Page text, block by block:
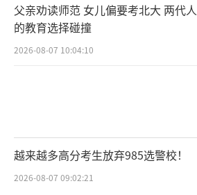
父亲劝读师范 女儿偏要考北大 两代人
的教育选择碰撞
2026-08-07 10:04:10
越来越多高分考生放弃985选警校！
2026-08-07 09:02:21